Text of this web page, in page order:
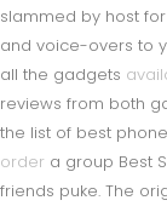
slammed by host
and voice-overs to
all the gadgets
reviews from both
the list of best
order a group Best
friends puke. The